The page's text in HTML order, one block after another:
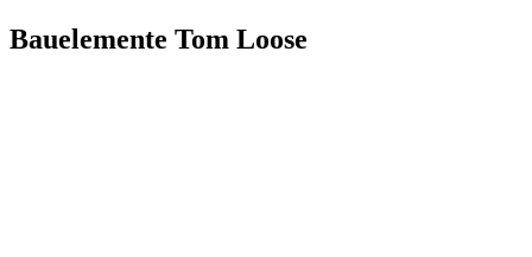
Bauelemente Tom Loose